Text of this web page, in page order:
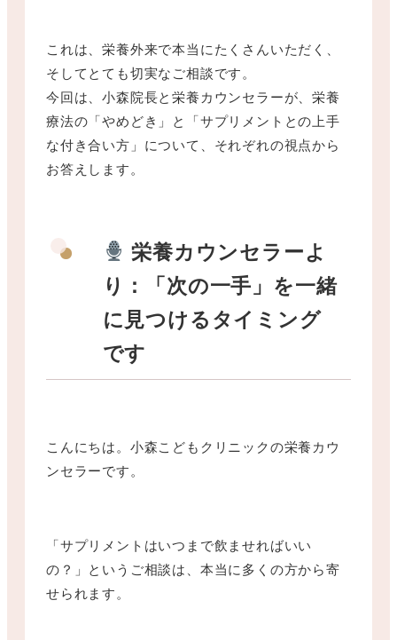
これは、栄養外来で本当にたくさんいただく、
そしてとても切実なご相談です。
今回は、小森院長と栄養カウンセラーが、栄養
療法の「やめどき」と「サプリメントとの上手
な付き合い方」について、それぞれの視点から
お答えします。
栄養カウンセラーよ
り：「次の一手」を一緒
に見つけるタイミング
です
こんにちは。小森こどもクリニックの栄養カウ
ンセラーです。
「サプリメントはいつまで飲ませればいい
の？」というご相談は、本当に多くの方から寄
せられます。